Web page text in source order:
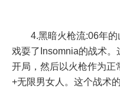
4.黑暗火枪流:06年
戏耍了Insomnia的战术
开局，然后以火枪作为
+无限男女人。这个战术